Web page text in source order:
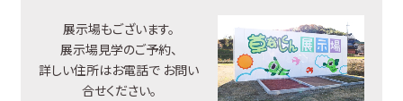
展示場もございます。
展示場見学のご予約、
詳しい住所はお電話で お問い
合せください。